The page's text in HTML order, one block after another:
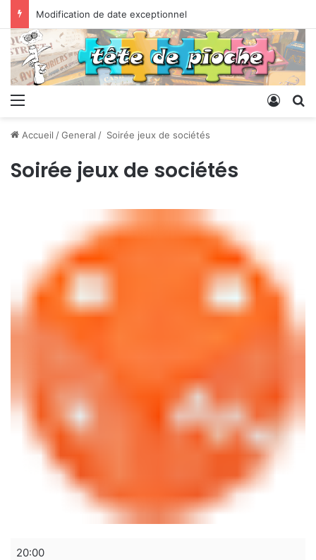
Modification de date exceptionnel
Menu
Accueil /General / Soirée jeux de sociétés
Soirée jeux de sociétés
Soirée
20:00